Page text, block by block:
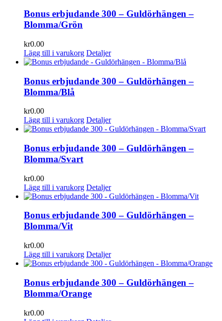
Bonus erbjudande 300 – Guldörhängen –
Blomma/Grön
kr0.00
Lägg till i varukorg Detaljer
Bonus erbjudande 300 – Guldörhängen –
Blomma/Blå
kr0.00
Lägg till i varukorg Detaljer
Bonus erbjudande 300 – Guldörhängen –
Blomma/Svart
kr0.00
Lägg till i varukorg Detaljer
Bonus erbjudande 300 – Guldörhängen –
Blomma/Vit
kr0.00
Lägg till i varukorg Detaljer
Bonus erbjudande 300 – Guldörhängen –
Blomma/Orange
kr0.00